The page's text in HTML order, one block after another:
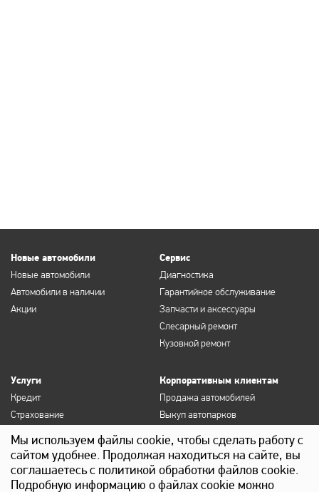
Новые автомобили
Новые автомобили
Автомобили в наличии
Акции
Сервис
Диагностика
Гарантийное обслуживание
Запчасти и аксессуары
Слесарный ремонт
Кузовной ремонт
Услуги
Кредит
Страхование
Продление полисов ОСАГО и
КАСКО
Выкуп
Детейлинг
Корпоративным клиентам
Продажа автомобилей
Выкуп автопарков
Сервисное обслуживание
Лизинг
Мы используем файлы cookie, чтобы сделать работу с
сайтом удобнее. Продолжая находиться на сайте, вы
соглашаетесь с политикой обработки файлов cookie.
Подробную информацию о файлах cookie можно